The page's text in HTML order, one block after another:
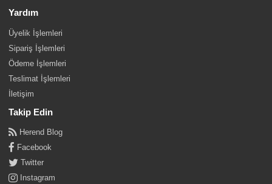
Yardım
Üyelik İşlemleri
Sipariş İşlemleri
Ödeme İşlemleri
Teslimat İşlemleri
İletişim
Takip Edin
Herend Blog
Facebook
Twitter
Instagram